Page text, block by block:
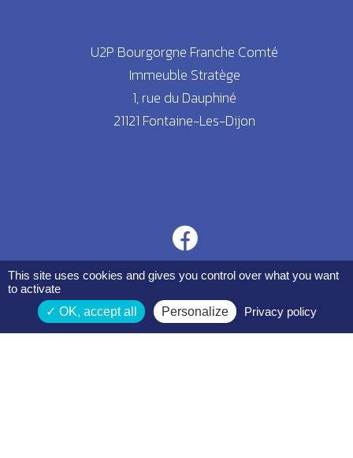
Espace membres
U2P Bourgorgne Franche Comté
Immeuble Stratège
1, rue du Dauphiné
21121 Fontaine-Les-Dijon
This site uses cookies and gives you control over what you want
to activate
OK, accept all
Personalize Privacy policy